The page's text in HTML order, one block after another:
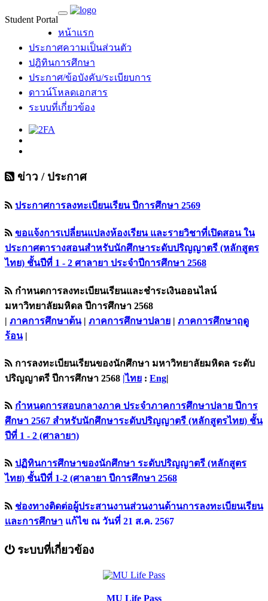
Student Portal
หน้าแรก
ประกาศความเป็นส่วนตัว
ปฎิทินการศึกษา
ประกาศ/ข้อบังคับ/ระเบียบการ
ดาวน์โหลดเอกสาร
ระบบที่เกี่ยวข้อง
ข่าว / ประกาศ
ประกาศการลงทะเบียนเรียน ปีการศึกษา 2569
ขอแจ้งการเปลี่ยนแปลงห้องเรียน และรายวิชาที่เปิดสอน ใน
ประกาศตารางสอนสำหรับนักศึกษาระดับปริญญาตรี (หลักสูตร
ไทย) ชั้นปีที่ 1 - 2 ศาลายา ประจำปีการศึกษา 2568
กำหนดการลงทะเบียนเรียนและชำระเงินออนไลน์
มหาวิทยาลัยมหิดล ปีการศึกษา 2568
| ภาคการศึกษาต้น| ภาคการศึกษาปลาย | ภาคการศึกษาฤดู
ร้อน|
การลงทะเบียนเรียนของนักศึกษา มหาวิทยาลัยมหิดล ระดับ
ปริญญาตรี ปีการศึกษา 2568 |ไทย : Eng|
กำหนดการสอบกลางภาค ประจำภาคการศึกษาปลาย ปีการ
ศึกษา 2567 สำหรับนักศึกษาระดับปริญญาตรี (หลักสูตรไทย) ชั้น
ปีที่ 1 - 2 (ศาลายา)
ปฏิทินการศึกษาของนักศึกษา ระดับปริญญาตรี (หลักสูตร
ไทย) ชั้นปีที่ 1-2 (ศาลายา ปีการศึกษา 2568
ช่องทางติดต่อผู้ประสานงานส่วนงานด้านการลงทะเบียนเรียน
เเละการศึกษา แก้ไข ณ วันที่ 21 ส.ค. 2567
ระบบที่เกี่ยวข้อง
MU Life Pass